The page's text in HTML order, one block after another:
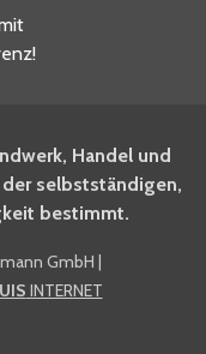
gelesen
für den
Handel und
selbstständigen,
bestimmt.
GmbH |
INTERNET